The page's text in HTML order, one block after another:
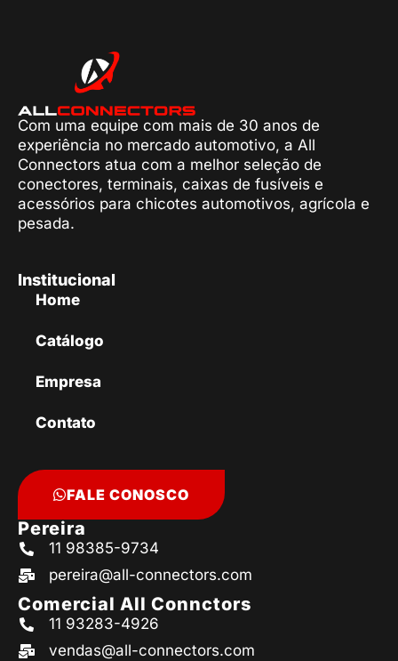
Com uma equipe com mais de 30 anos de
experiência no mercado automotivo, a All
Connectors atua com a melhor seleção de
conectores, terminais, caixas de fusíveis e
acessórios para chicotes automotivos, agrícola e
pesada.
Institucional
Home
Catálogo
Empresa
Contato
FALE CONOSCO
Pereira
11 98385-9734
pereira@all-connectors.com
Comercial All Connctors
11 93283-4926
vendas@all-connectors.com